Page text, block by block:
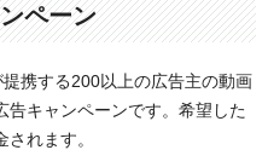
ペーン
携する200以上の広告主の動画
告キャンペーンです。希望した
れます。